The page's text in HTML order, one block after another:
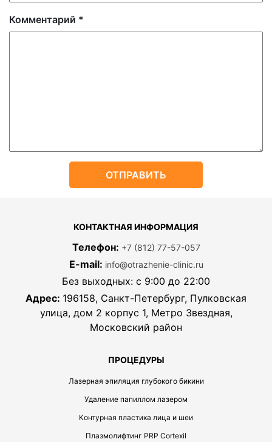
Комментарий *
КОНТАКТНАЯ ИНФОРМАЦИЯ
Телефон: +7 (812) 77-57-057
E-mail: info@otrazhenie-clinic.ru
Без выходных: с 9:00 до 22:00
Адрес: 196158, Санкт-Петербург, Пулковская
улица, дом 2 корпус 1, Метро Звездная,
Московский район
ПРОЦЕДУРЫ
Лазерная эпиляция глубокого бикини
Удаление папиллом лазером
Контурная пластика лица и шеи
Плазмолифтинг PRP Cortexil